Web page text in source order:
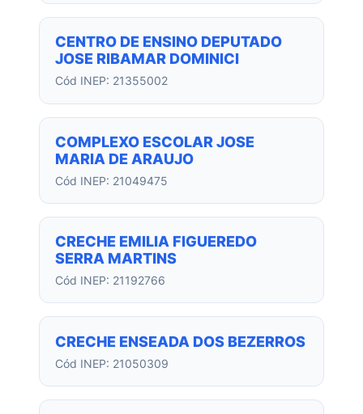
CENTRO DE ENSINO DEPUTADO
JOSE RIBAMAR DOMINICI
Cód INEP: 21355002
COMPLEXO ESCOLAR JOSE
MARIA DE ARAUJO
Cód INEP: 21049475
CRECHE EMILIA FIGUEREDO
SERRA MARTINS
Cód INEP: 21192766
CRECHE ENSEADA DOS BEZERROS
Cód INEP: 21050309